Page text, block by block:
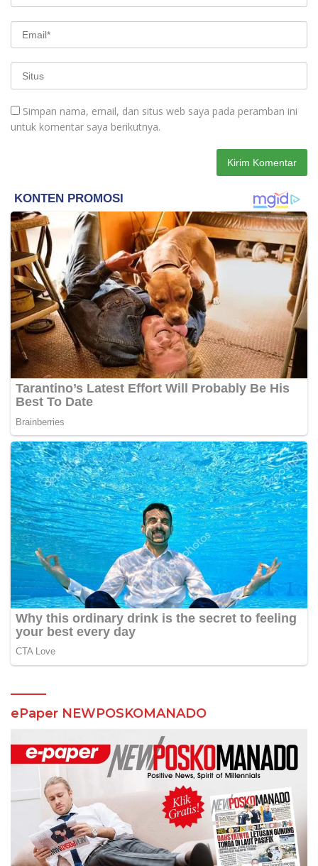
Simpan nama, email, dan situs web saya pada peramban ini
untuk komentar saya berikutnya.
ePaper NEWPOSKOMANADO